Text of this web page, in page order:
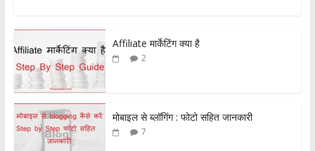
Affiliate मार्केटिंग क्या है
2
मोबाइल से ब्लॉगिंग : फोटो सहित जानकारी
7